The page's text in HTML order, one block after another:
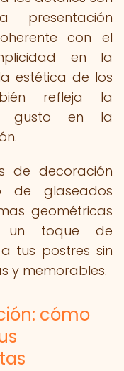
con el
en la
estética de los
refleja la
gusto en la
de decoración
de glaseados
geométricas
un toque de
tus postres sin
y memorables.
cómo